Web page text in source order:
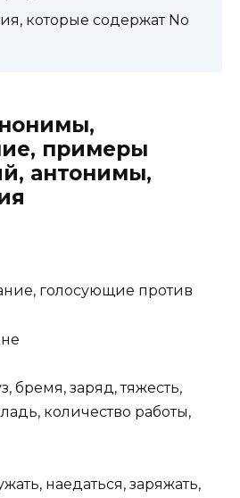
которые содержат No
примеры
антонимы,
голосующие против
бремя, заряд, тяжесть,
количество работы,
наедаться, заряжать,